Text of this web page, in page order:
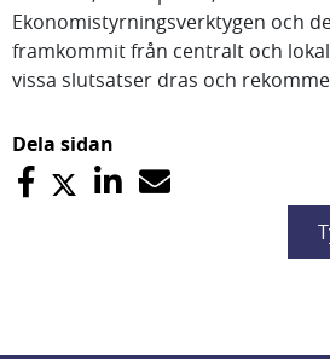
Ekonomistyrningsverktygen och
framkommit från centralt och
vissa slutsatser dras och
Dela sidan